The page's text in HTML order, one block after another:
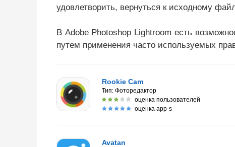
удовлетворить, вернуться к исходному
В Adobe Photoshop Lightroom есть
путем применения часто используемых
Rookie Cam
Тип: Фоторедактор
оценка пользователей
оценка app-s
Avatan